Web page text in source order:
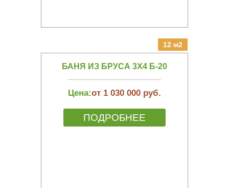
12 м2
БАНЯ ИЗ БРУСА 3Х4 Б-20
Цена:от 1 030 000 руб.
ПОДРОБНЕЕ